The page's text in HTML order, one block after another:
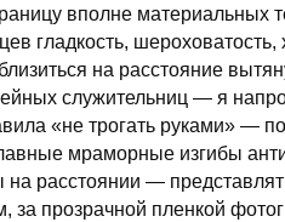
вполне материальных
гладкость, шероховатость,
на расстояние
служительниц — я
«не трогать руками» —
мраморные изгибы
расстоянии —
прозрачной пленкой